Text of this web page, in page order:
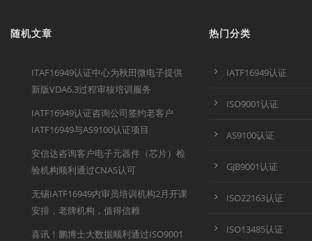
随机文章
ITAF16949认证中心为秋田微电子提供
新版VDA6.3过程审核培训服务
IATF16949认证咨询公司签约老客户
IATF16949与AS9100认证项目
安信达咨询客户电子元器件（芯片）检
验机构顺利通过CNAS认可
无锡IATF16949内审员培训机构2月开课
安排，老牌机构，值得信赖
喜讯！鹏博士大数据顺利通过ISO9001
热门分类
IATF16949认证
ISO9001认证
AS9100认证
GJB9001认证
ISO22163认证
ISO13485认证